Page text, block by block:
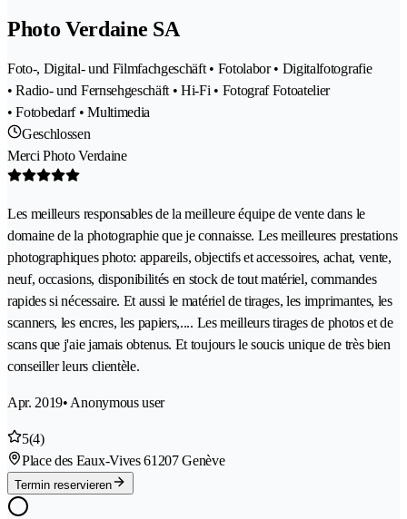
Photo Verdaine SA
Foto-, Digital- und Filmfachgeschäft • Fotolabor • Digitalfotografie
• Radio- und Fernsehgeschäft • Hi-Fi • Fotograf Fotoatelier
• Fotobedarf • Multimedia
Geschlossen
Merci Photo Verdaine
Les meilleurs responsables de la meilleure équipe de vente dans le
domaine de la photographie que je connaisse. Les meilleures prestations
photographiques photo: appareils, objectifs et accessoires, achat, vente,
neuf, occasions, disponibilités en stock de tout matériel, commandes
rapides si nécessaire. Et aussi le matériel de tirages, les imprimantes, les
scanners, les encres, les papiers,.... Les meilleurs tirages de photos et de
scans que j'aie jamais obtenus. Et toujours le soucis unique de très bien
conseiller leurs clientèle.
Apr. 2019• Anonymous user
5(4)
Place des Eaux-Vives 61207 Genève
Termin reservieren